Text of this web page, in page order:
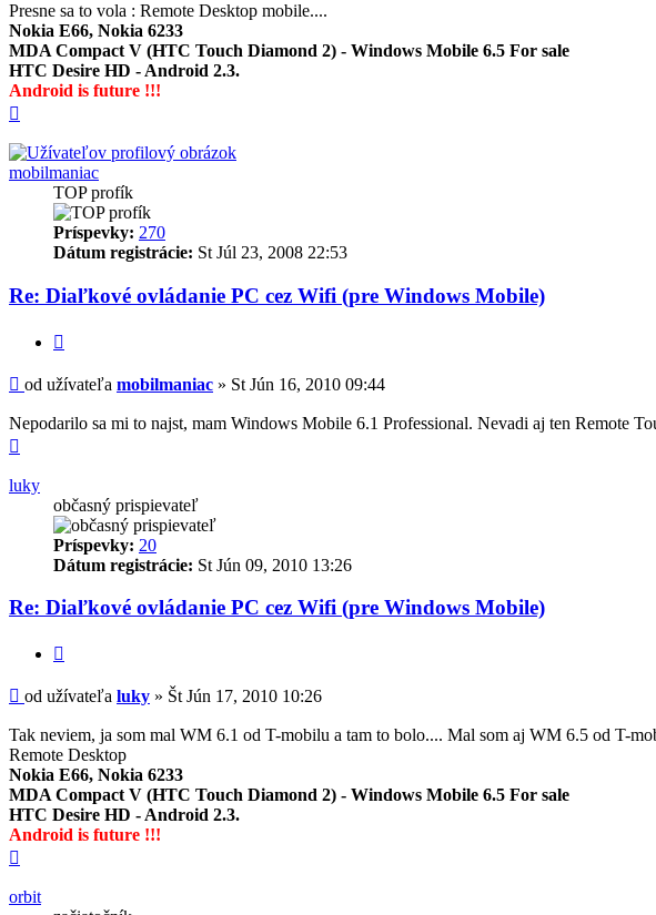
Presne sa to vola : Remote Desktop mobile....
Nokia E66, Nokia 6233
MDA Compact V (HTC Touch Diamond 2) - Windows Mobile 6.5 For sale
HTC Desire HD - Android 2.3.
Android is future !!!
mobilmaniac
TOP profík
Príspevky: 270
Dátum registrácie: St Júl 23, 2008 22:53
Re: Diaľkové ovládanie PC cez Wifi (pre Windows Mobile)
Príspevok
od užívateľa mobilmaniac » St Jún 16, 2010 09:44
Nepodarilo sa mi to najst, mam Windows Mobile 6.1 Professional. Nevadi aj ten Remote
luky
občasný prispievateľ
Príspevky: 20
Dátum registrácie: St Jún 09, 2010 13:26
Re: Diaľkové ovládanie PC cez Wifi (pre Windows Mobile)
Príspevok
od užívateľa luky » Št Jún 17, 2010 10:26
Tak neviem, ja som mal WM 6.1 od T-mobilu a tam to bolo.... Mal som aj WM 6.5 od T-
Remote Desktop
Nokia E66, Nokia 6233
MDA Compact V (HTC Touch Diamond 2) - Windows Mobile 6.5 For sale
HTC Desire HD - Android 2.3.
Android is future !!!
orbit